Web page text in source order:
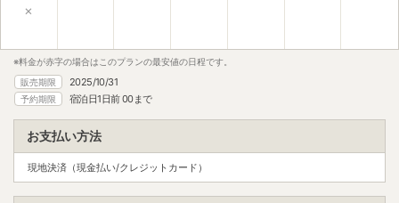
×
※料金が赤字の場合はこのプランの最安値の日程です。
販売期限
2025/10/31
予約期限 宿泊日1日前 00まで
お支払い方法
現地決済（現金払い/クレジットカード）